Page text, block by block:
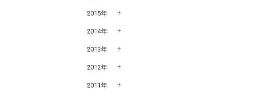
2015年
2014年
2013年
2012年
2011年